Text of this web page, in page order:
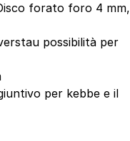
forato foro 4 mm,
possibilità per
per kebbe e il